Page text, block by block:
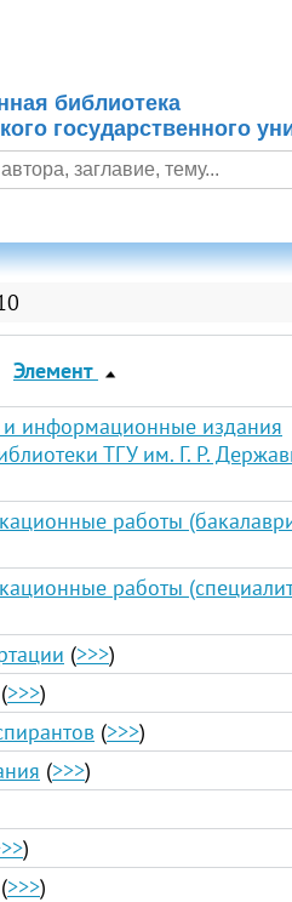
библиотека
государственного
Элемент
и информационные издания
ТГУ им. Г. Р.
работы
работы
(>>>)
(>>>)
(>>>)
(>>>)
)
(>>>)